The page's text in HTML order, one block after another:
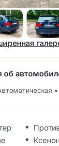
•